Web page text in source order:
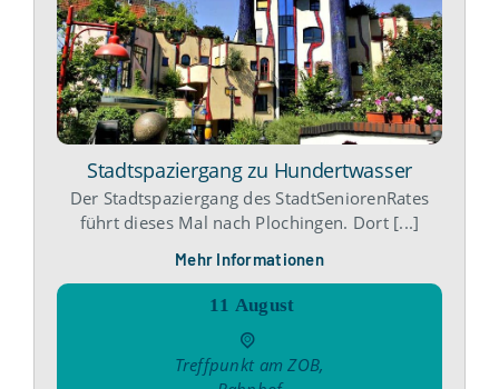
Stadtspaziergang zu Hundertwasser
Der Stadtspaziergang des StadtSeniorenRates
führt dieses Mal nach Plochingen. Dort [...]
Mehr Informationen
11 August
Treffpunkt am ZOB,